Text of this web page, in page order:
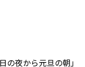
夜から元旦の朝」